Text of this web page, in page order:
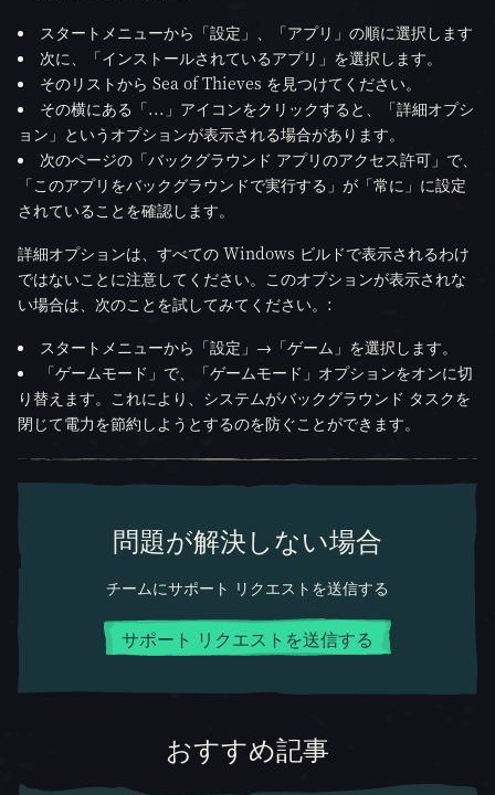
スタートメニューから「設定」、「アプリ」の順に選択します
次に、「インストールされているアプリ」を選択します。
そのリストから Sea of Thieves を見つけてください。
その横にある「...」アイコンをクリックすると、「詳細オプシ
ョン」というオプションが表示される場合があります。
次のページの「バックグラウンド アプリのアクセス許可」で、
「このアプリをバックグラウンドで実行する」が「常に」に設定
されていることを確認します。
詳細オプションは、すべての Windows ビルドで表示されるわけ
ではないことに注意してください。このオプションが表示されな
い場合は、次のことを試してみてください。:
スタートメニューから「設定」→「ゲーム」を選択します。
「ゲームモード」で、「ゲームモード」オプションをオンに切
り替えます。これにより、システムがバックグラウンド タスクを
閉じて電力を節約しようとするのを防ぐことができます。
問題が解決しない場合
チームにサポート リクエストを送信する
サポート リクエストを送信する
おすすめ記事